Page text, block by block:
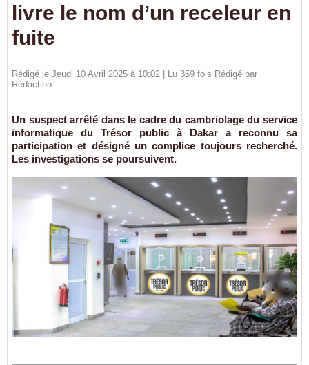
livre le nom d’un receleur en
fuite
Rédigé le Jeudi 10 Avril 2025 à 10:02 | Lu 359 fois Rédigé par
Rédaction
Un suspect arrêté dans le cadre du cambriolage du service
informatique du Trésor public à Dakar a reconnu sa
participation et désigné un complice toujours recherché.
Les investigations se poursuivent.